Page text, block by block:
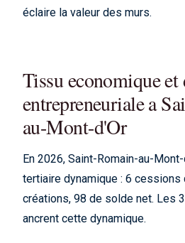
éclaire la valeur des murs.
Tissu economique
entrepreneuriale a
au-Mont-d'Or
En 2026, Saint-Romain-au-
tertiaire dynamique : 6 cessions
créations, 98 de solde net. Les
ancrent cette dynamique.